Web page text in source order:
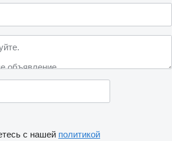
с нашей политикой